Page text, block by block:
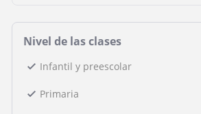
Nivel de las clases
Infantil y preescolar
Primaria